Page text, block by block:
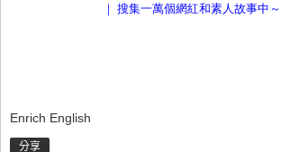
｜ 搜集一萬個網紅和素人故事中～
Enrich English
分享